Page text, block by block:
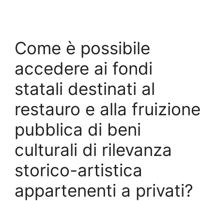
Come è possibile
accedere ai fondi
statali destinati al
restauro e alla fruizione
pubblica di beni
culturali di rilevanza
storico-artistica
appartenenti a privati?